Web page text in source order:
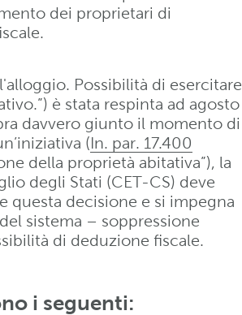
dei proprietari di
Possibilità di esercitare
è stata respinta ad agosto
davvero giunto il momento di
(In. par. 17.400
della proprietà abitativa”), la
degli Stati (CET-CS) deve
questa decisione e si impegna
sistema – soppressione
di deduzione fiscale.
i seguenti: